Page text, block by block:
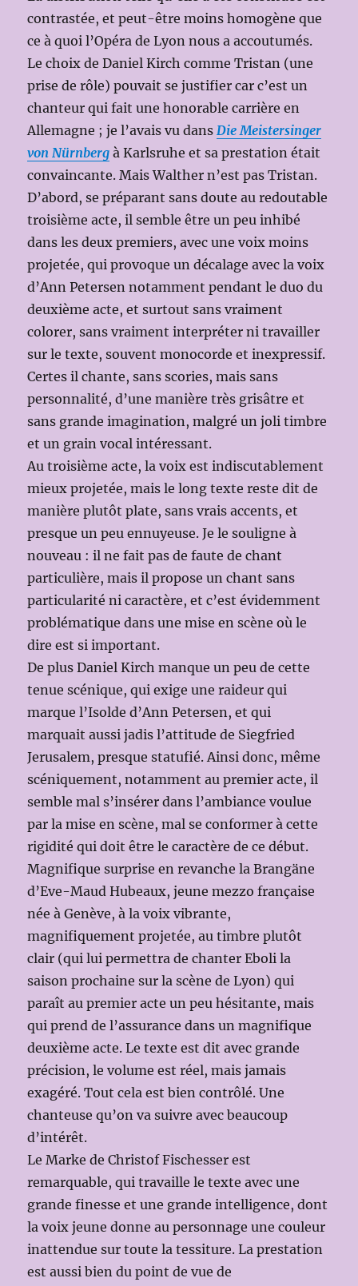
contrastée, et peut-être moins homogène que
ce à quoi l’Opéra de Lyon nous a accoutumés.
Le choix de Daniel Kirch comme Tristan (une
prise de rôle) pouvait se justifier car c’est un
chanteur qui fait une honorable carrière en
Allemagne ; je l’avais vu dans Die Meistersinger
von Nürnberg à Karlsruhe et sa prestation était
convaincante. Mais Walther n’est pas Tristan.
D’abord, se préparant sans doute au redoutable
troisième acte, il semble être un peu inhibé
dans les deux premiers, avec une voix moins
projetée, qui provoque un décalage avec la voix
d’Ann Petersen notamment pendant le duo du
deuxième acte, et surtout sans vraiment
colorer, sans vraiment interpréter ni travailler
sur le texte, souvent monocorde et inexpressif.
Certes il chante, sans scories, mais sans
personnalité, d’une manière très grisâtre et
sans grande imagination, malgré un joli timbre
et un grain vocal intéressant.
Au troisième acte, la voix est indiscutablement
mieux projetée, mais le long texte reste dit de
manière plutôt plate, sans vrais accents, et
presque un peu ennuyeuse. Je le souligne à
nouveau : il ne fait pas de faute de chant
particulière, mais il propose un chant sans
particularité ni caractère, et c’est évidemment
problématique dans une mise en scène où le
dire est si important.
De plus Daniel Kirch manque un peu de cette
tenue scénique, qui exige une raideur qui
marque l’Isolde d’Ann Petersen, et qui
marquait aussi jadis l’attitude de Siegfried
Jerusalem, presque statufié. Ainsi donc, même
scéniquement, notamment au premier acte, il
semble mal s’insérer dans l’ambiance voulue
par la mise en scène, mal se conformer à cette
rigidité qui doit être le caractère de ce début.
Magnifique surprise en revanche la Brangäne
d’Eve-Maud Hubeaux, jeune mezzo française
née à Genève, à la voix vibrante,
magnifiquement projetée, au timbre plutôt
clair (qui lui permettra de chanter Eboli la
saison prochaine sur la scène de Lyon) qui
paraît au premier acte un peu hésitante, mais
qui prend de l’assurance dans un magnifique
deuxième acte. Le texte est dit avec grande
précision, le volume est réel, mais jamais
exagéré. Tout cela est bien contrôlé. Une
chanteuse qu’on va suivre avec beaucoup
d’intérêt.
Le Marke de Christof Fischesser est
remarquable, qui travaille le texte avec une
grande finesse et une grande intelligence, dont
la voix jeune donne au personnage une couleur
inattendue sur toute la tessiture. La prestation
est aussi bien du point de vue de